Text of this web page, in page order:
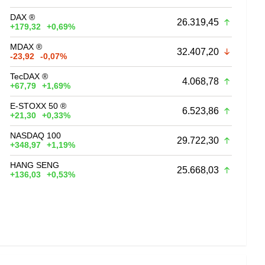
DAX ®
+179,32
+0,69% 26.319,45
MDAX ®
-23,92
-0,07% 32.407,20
TecDAX ®
+67,79
+1,69% 4.068,78
E-STOXX 50 ®
+21,30
+0,33% 6.523,86
NASDAQ 100
+348,97
+1,19% 29.722,30
HANG SENG
+136,03
+0,53% 25.668,03